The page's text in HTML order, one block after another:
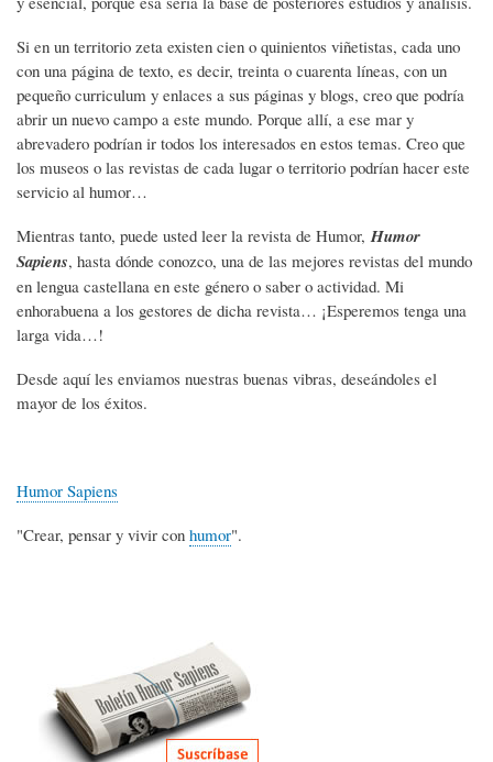
Si en un territorio zeta existen cien o quinientos viñetistas, cada uno
con una página de texto, es decir, treinta o cuarenta líneas, con un
pequeño curriculum y enlaces a sus páginas y blogs, creo que podría
abrir un nuevo campo a este mundo. Porque allí, a ese mar y
abrevadero podrían ir todos los interesados en estos temas. Creo que
los museos o las revistas de cada lugar o territorio podrían hacer este
servicio al humor…
Mientras tanto, puede usted leer la revista de Humor, Humor
Sapiens, hasta dónde conozco, una de las mejores revistas del mundo
en lengua castellana en este género o saber o actividad. Mi
enhorabuena a los gestores de dicha revista… ¡Esperemos tenga una
larga vida…!
Desde aquí les enviamos nuestras buenas vibras, deseándoles el
mayor de los éxitos.
Humor Sapiens
"Crear, pensar y vivir con humor".